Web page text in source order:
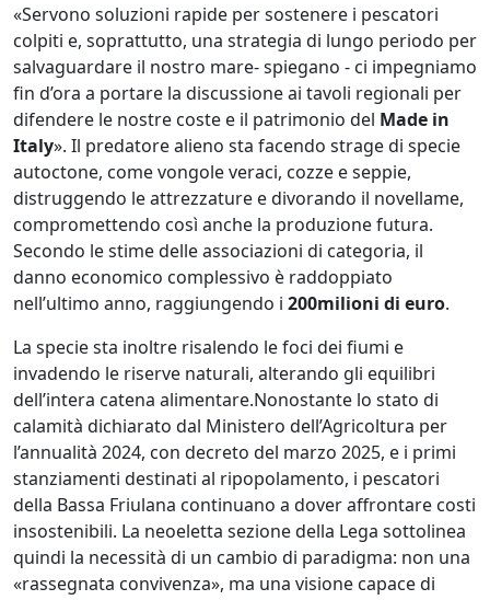
«Servono soluzioni rapide per sostenere i pescatori
colpiti e, soprattutto, una strategia di lungo periodo per
salvaguardare il nostro mare- spiegano - ci impegniamo
fin d’ora a portare la discussione ai tavoli regionali per
difendere le nostre coste e il patrimonio del Made in
Italy». Il predatore alieno sta facendo strage di specie
autoctone, come vongole veraci, cozze e seppie,
distruggendo le attrezzature e divorando il novellame,
compromettendo così anche la produzione futura.
Secondo le stime delle associazioni di categoria, il
danno economico complessivo è raddoppiato
nell’ultimo anno, raggiungendo i 200milioni di euro.
La specie sta inoltre risalendo le foci dei fiumi e
invadendo le riserve naturali, alterando gli equilibri
dell’intera catena alimentare.Nonostante lo stato di
calamità dichiarato dal Ministero dell’Agricoltura per
l’annualità 2024, con decreto del marzo 2025, e i primi
stanziamenti destinati al ripopolamento, i pescatori
della Bassa Friulana continuano a dover affrontare costi
insostenibili. La neoeletta sezione della Lega sottolinea
quindi la necessità di un cambio di paradigma: non una
«rassegnata convivenza», ma una visione capace di